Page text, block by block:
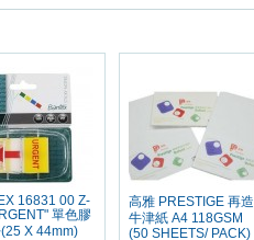
16831 00 Z-
單色膠
X 44mm)
高雅 PRESTIGE 再造
牛津紙 A4 118GSM
(50 SHEETS/ PACK)